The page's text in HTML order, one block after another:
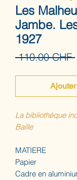
Les
Jambe.
1927
110.00 CHF
La bibliothèque
Baille
MATIERE
Papier
Cadre en